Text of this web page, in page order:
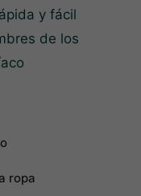
y fácil
de los
ropa